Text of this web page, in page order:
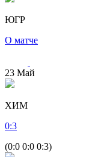
ЮГР
О матче
23 Май
ХИМ
0:3
(0:0 0:0 0:3)